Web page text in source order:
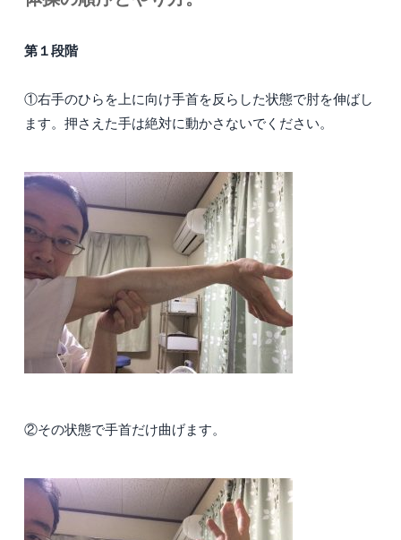
第１段階
①右手のひらを上に向け手首を反らした状態で肘を伸ばし
ます。押さえた手は絶対に動かさないでください。
②その状態で手首だけ曲げます。